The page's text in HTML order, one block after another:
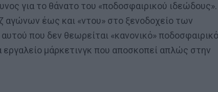
για το θάνατο του «ποδοσφαιρικού ιδεώδους».
αγώνων έως και «ντου» στο ξενοδοχείο των
που δεν θεωρείται «κανονικό» ποδοσφαιρικό
μάρκετινγκ που αποσκοπεί απλώς στην